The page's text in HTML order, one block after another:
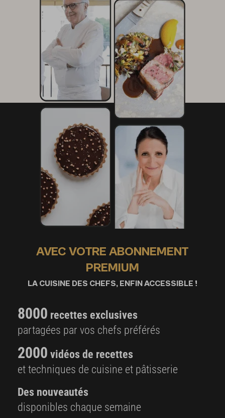
AVEC VOTRE ABONNEMENT
PREMIUM
LA CUISINE DES CHEFS, ENFIN ACCESSIBLE !
8000 recettes exclusives
partagées par vos chefs préférés
2000 vidéos de recettes
et techniques de cuisine et pâtisserie
Des nouveautés
disponibles chaque semaine